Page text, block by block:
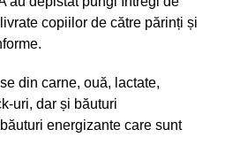
copiilor de către părinți și
din carne, ouă, lactate,
uri, dar și băuturi
energizante care sunt